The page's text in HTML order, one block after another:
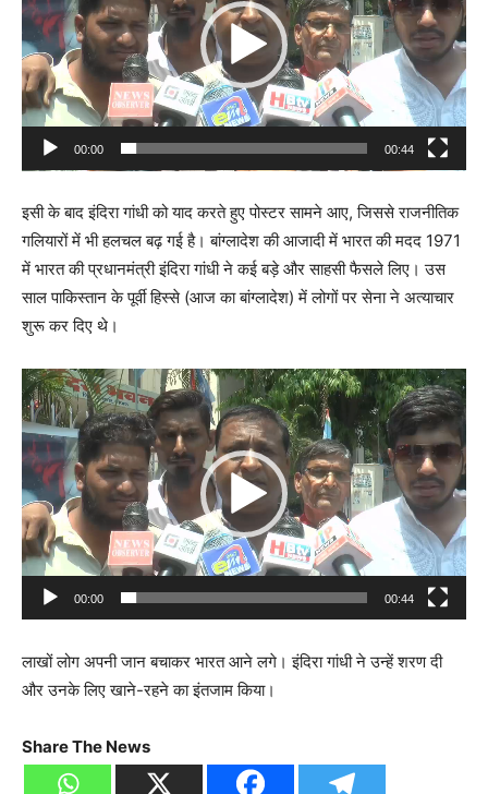
00:00 00:44
इसी के बाद इंदिरा गांधी को याद करते हुए पोस्टर सामने आए, जिससे राजनीतिक
गलियारों में भी हलचल बढ़ गई है। बांग्लादेश की आजादी में भारत की मदद 1971
में भारत की प्रधानमंत्री इंदिरा गांधी ने कई बड़े और साहसी फैसले लिए। उस
साल पाकिस्तान के पूर्वी हिस्से (आज का बांग्लादेश) में लोगों पर सेना ने अत्याचार
शुरू कर दिए थे।
Video
Player
00:00 00:44
लाखों लोग अपनी जान बचाकर भारत आने लगे। इंदिरा गांधी ने उन्हें शरण दी
और उनके लिए खाने-रहने का इंतजाम किया।
Share The News